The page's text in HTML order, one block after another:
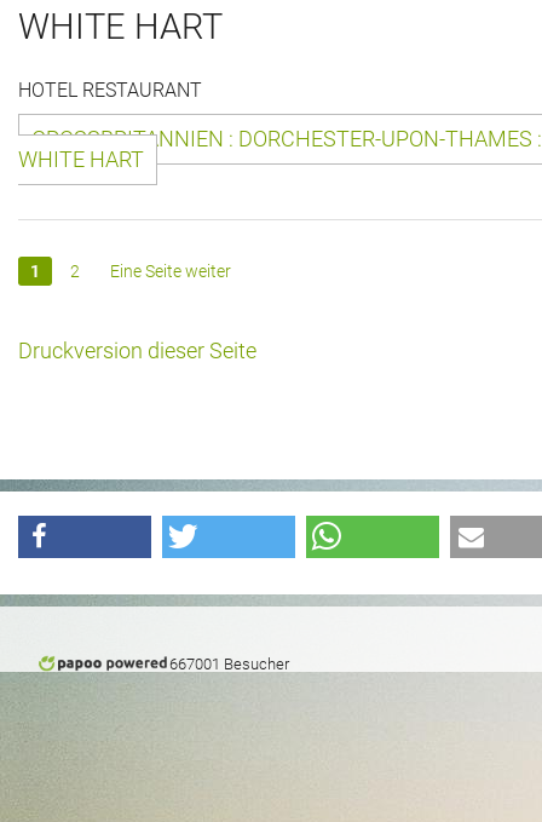
Sprüche
Impressum
WHITE HART
HOTEL RESTAURANT
GROSSBRITANNIEN : DORCHESTER-UPON-THAMES :
WHITE HART
1 2 Eine Seite weiter
Druckversion dieser Seite
667001 Besucher